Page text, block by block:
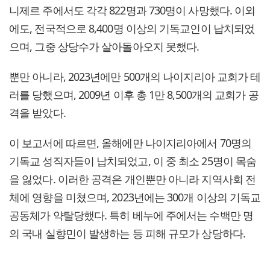
니제르 주에서도 각각 822명과 730명이 사망했다. 이외
에도, 전국적으로 8,400명 이상의 기독교인이 납치되었
으며, 그중 상당수가 살아돌아오지 못했다.
뿐만 아니라, 2023년에만 500개의 나이지리아 교회가 테
러를 당했으며, 2009년 이후 총 1만 8,500개의 교회가 공
격을 받았다.
이 보고서에 따르면, 올해에만 나이지리아에서 70명의
기독교 성직자들이 납치되었고, 이 중 최소 25명이 목숨
을 잃었다. 이러한 공격은 개인뿐만 아니라 지역사회 전
체에 영향을 미쳤으며, 2023년에는 300개 이상의 기독교
공동체가 약탈당했다. 특히 베누에 주에서는 수백만 명
의 국내 실향민이 발생하는 등 피해 규모가 상당하다.